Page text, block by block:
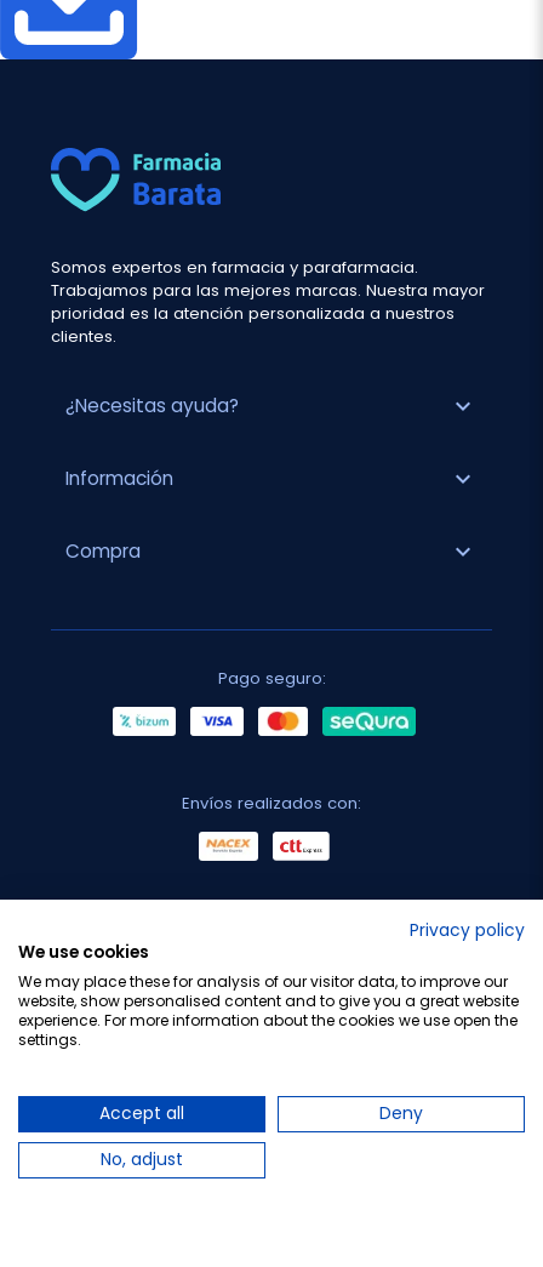
Somos expertos en farmacia y parafarmacia.
Trabajamos para las mejores marcas. Nuestra mayor
prioridad es la atención personalizada a nuestros
clientes.
¿Necesitas ayuda? expand_more
Información expand_more
Compra expand_more
Pago seguro:
Envíos realizados con:
Privacy policy
We use cookies
We may place these for analysis of our visitor data, to improve our
website, show personalised content and to give you a great website
experience. For more information about the cookies we use open the
settings.
Accept all
Deny
No, adjust